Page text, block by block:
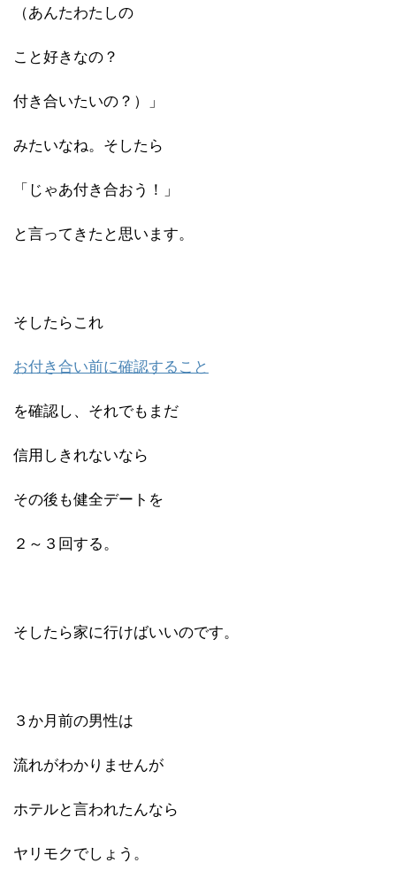
（あんたわたしの
こと好きなの？
付き合いたいの？）」
みたいなね。そしたら
「じゃあ付き合おう！」
と言ってきたと思います。
そしたらこれ
お付き合い前に確認すること
を確認し、それでもまだ
信用しきれないなら
その後も健全デートを
２～３回する。
そしたら家に行けばいいのです。
３か月前の男性は
流れがわかりませんが
ホテルと言われたんなら
ヤリモクでしょう。